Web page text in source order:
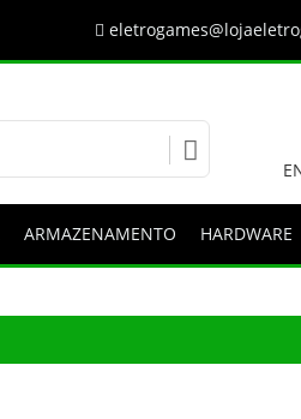
ARMAZENAMENTO HARDWARE